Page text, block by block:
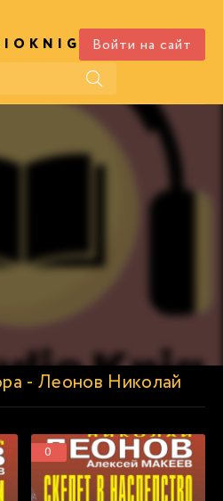
.COM
Войти на сайт
- Леонов Николай
0